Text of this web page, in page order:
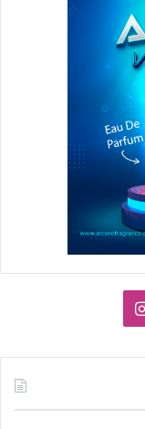
انستقرام